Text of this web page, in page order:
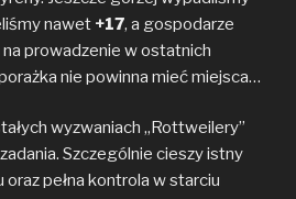
nawet +17, a gospodarze
prowadzenie w ostatnich
nie powinna mieć miejsca…
wyzwaniach „Rottweilery”
Szczególnie cieszy istny
pełna kontrola w starciu